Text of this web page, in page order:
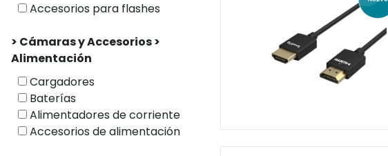
Accesorios para flashes
> Cámaras y Accesorios >
Alimentación
Cargadores
Baterías
Alimentadores de corriente
Accesorios de alimentación